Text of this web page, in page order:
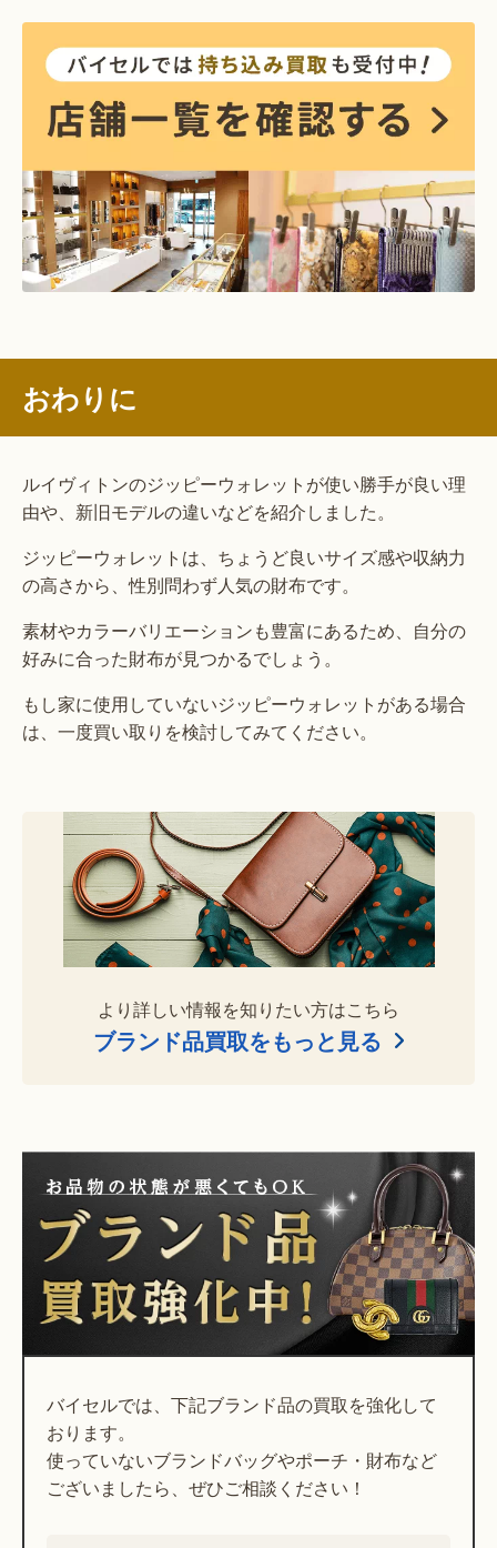
おわりに
ルイヴィトンのジッピーウォレットが使い勝手が良い理
由や、新旧モデルの違いなどを紹介しました。
ジッピーウォレットは、ちょうど良いサイズ感や収納力
の高さから、性別問わず人気の財布です。
素材やカラーバリエーションも豊富にあるため、自分の
好みに合った財布が見つかるでしょう。
もし家に使用していないジッピーウォレットがある場合
は、一度買い取りを検討してみてください。
より詳しい情報を知りたい方はこちら
ブランド品買取をもっと見る
バイセルでは、下記ブランド品の買取を強化して
おります。
使っていないブランドバッグやポーチ・財布など
ございましたら、ぜひご相談ください！